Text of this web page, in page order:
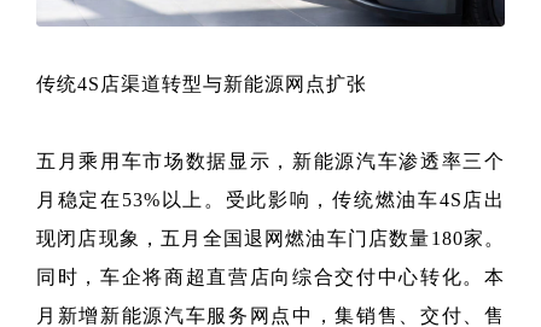
传统4S店渠道转型与新能源网点扩张
五月乘用车市场数据显示，新能源汽车渗透率三个
月稳定在53%以上。受此影响，传统燃油车4S店出
现闭店现象，五月全国退网燃油车门店数量180家。
同时，车企将商超直营店向综合交付中心转化。本
月新增新能源汽车服务网点中，集销售、交付、售